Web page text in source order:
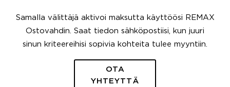
Samalla välittäjä aktivoi maksutta käyttöösi REMAX
Ostovahdin. Saat tiedon sähköpostiisi, kun juuri
sinun kriteereihisi sopivia kohteita tulee myyntiin.
OTA
YHTEYTTÄ